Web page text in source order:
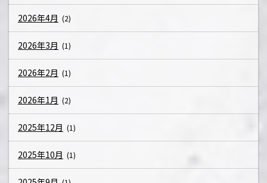
2026年4月 (2)
2026年3月 (1)
2026年2月 (1)
2026年1月 (2)
2025年12月 (1)
2025年10月 (1)